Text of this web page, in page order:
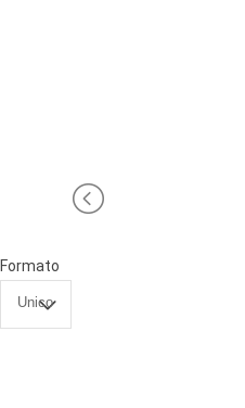
BORSETTE
Formato